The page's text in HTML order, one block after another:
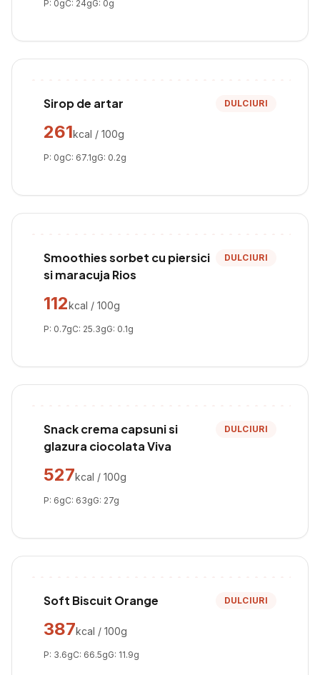
P: 0gC: 24gG: 0g
Sirop de artar DULCIURI
261kcal / 100g
P: 0gC: 67.1gG: 0.2g
Smoothies sorbet cu piersici
si maracuja Rios
DULCIURI
112kcal / 100g
P: 0.7gC: 25.3gG: 0.1g
Snack crema capsuni si
glazura ciocolata Viva
DULCIURI
527kcal / 100g
P: 6gC: 63gG: 27g
Soft Biscuit Orange DULCIURI
387kcal / 100g
P: 3.6gC: 66.5gG: 11.9g